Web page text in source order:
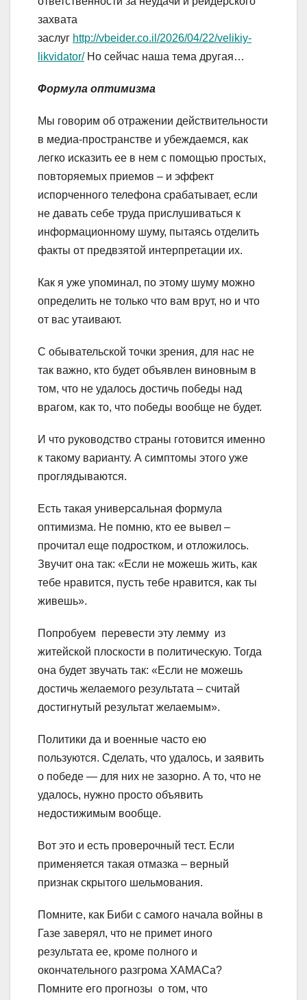
захвата
заслуг http://vbeider.co.il/2026/04/22/velikiy-
likvidator/Но сейчас наша тема другая…
Формула оптимизма
Мы говорим об отражении действительности
в медиа-пространстве и убеждаемся, как
легко исказить ее в нем с помощью простых,
повторяемых приемов – и эффект
испорченного телефона срабатывает, если
не давать себе труда прислушиваться к
информационному шуму, пытаясь отделить
факты от предвзятой интерпретации их.
Как я уже упоминал, по этому шуму можно
определить не только что вам врут, но и что
от вас утаивают.
С обывательской точки зрения, для нас не
так важно, кто будет объявлен виновным в
том, что не удалось достичь победы над
врагом, как то, что победы вообще не будет.
И что руководство страны готовится именно
к такому варианту. А симптомы этого уже
проглядываются.
Есть такая универсальная формула
оптимизма. Не помню, кто ее вывел –
прочитал еще подростком, и отложилось.
Звучит она так: «Если не можешь жить, как
тебе нравится, пусть тебе нравится, как ты
живешь».
Попробуем перевести эту лемму из
житейской плоскости в политическую. Тогда
она будет звучать так: «Если не можешь
достичь желаемого результата – считай
достигнутый результат желаемым».
Политики да и военные часто ею
пользуются. Сделать, что удалось, и заявить
о победе — для них не зазорно. А то, что не
удалось, нужно просто объявить
недостижимым вообще.
Вот это и есть проверочный тест. Если
применяется такая отмазка – верный
признак скрытого шельмования.
Помните, как Биби с самого начала войны в
Газе заверял, что не примет иного
результата ее, кроме полного и
окончательного разгрома ХАМАСа?
Помните его прогнозы о том, что